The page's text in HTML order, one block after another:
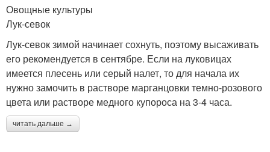
Овощные культуры
Лук-севок
Лук-севок зимой начинает сохнуть, поэтому высаживать
его рекомендуется в сентябре. Если на луковицах
имеется плесень или серый налет, то для начала их
нужно замочить в растворе марганцовки темно-розового
цвета или растворе медного купороса на 3-4 часа.
читать дальше →